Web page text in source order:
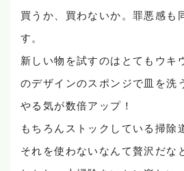
買うか、買わないか。罪悪感も
す。
新しい物を試すのはとてもウキ
のデザインのスポンジで皿を洗
やる気が数倍アップ！
もちろんストックしている掃除
それを使わないなんて贅沢だな